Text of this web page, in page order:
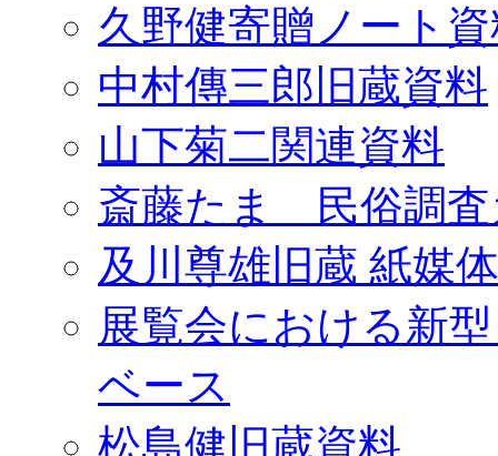
久野健寄贈ノート
中村傳三郎旧蔵資料
山下菊二関連資料
斎藤たま 民俗調査
及川尊雄旧蔵 紙媒
展覧会における新
ベース
松島健旧蔵資料